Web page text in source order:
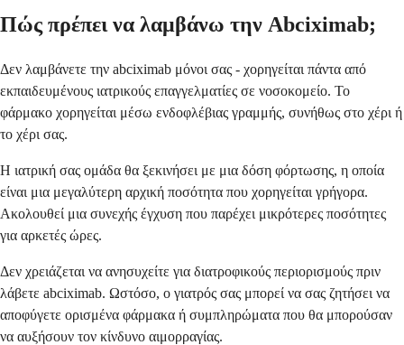
Πώς πρέπει να λαμβάνω την Abciximab;
Δεν λαμβάνετε την abciximab μόνοι σας - χορηγείται πάντα από
εκπαιδευμένους ιατρικούς επαγγελματίες σε νοσοκομείο. Το
φάρμακο χορηγείται μέσω ενδοφλέβιας γραμμής, συνήθως στο χέρι ή
το χέρι σας.
Η ιατρική σας ομάδα θα ξεκινήσει με μια δόση φόρτωσης, η οποία
είναι μια μεγαλύτερη αρχική ποσότητα που χορηγείται γρήγορα.
Ακολουθεί μια συνεχής έγχυση που παρέχει μικρότερες ποσότητες
για αρκετές ώρες.
Δεν χρειάζεται να ανησυχείτε για διατροφικούς περιορισμούς πριν
λάβετε abciximab. Ωστόσο, ο γιατρός σας μπορεί να σας ζητήσει να
αποφύγετε ορισμένα φάρμακα ή συμπληρώματα που θα μπορούσαν
να αυξήσουν τον κίνδυνο αιμορραγίας.